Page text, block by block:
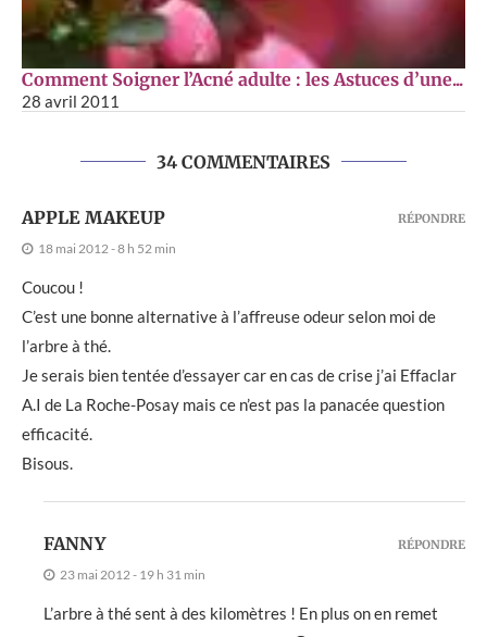
Comment Soigner l’Acné adulte : les Astuces d’une...
28 avril 2011
34 COMMENTAIRES
APPLE MAKEUP
18 mai 2012 - 8 h 52 min
Coucou !
C’est une bonne alternative à l’affreuse odeur selon moi de
l’arbre à thé.
Je serais bien tentée d’essayer car en cas de crise j’ai Effaclar
A.I de La Roche-Posay mais ce n’est pas la panacée question
efficacité.
Bisous.
RÉPONDRE
FANNY
23 mai 2012 - 19 h 31 min
L’arbre à thé sent à des kilomètres ! En plus on en remet
RÉPONDRE